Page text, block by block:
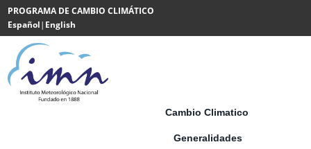
Saltar al contenido
PROGRAMA DE CAMBIO CLIMÁTICO
Español| English
Powered
by
Translate
Cambio Climatico
Generalidades